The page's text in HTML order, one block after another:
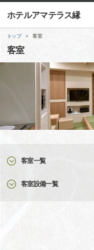
ホテルアマテラス縁
トップ 客室
客室
客室一覧
客室設備一覧